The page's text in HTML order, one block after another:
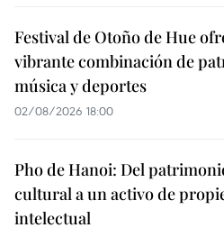
Festival de Otoño de Hue
vibrante combinación de
música y deportes
02/08/2026 18:00
Pho de Hanoi: Del
cultural a un activo de
intelectual